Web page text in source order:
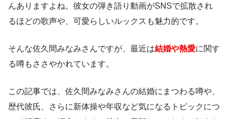
んありますよね。彼女の弾き語り動画がSNSで拡散され
るほどの歌声や、可愛らしいルックスも魅力的です。
そんな佐久間みなみさんですが、最近は結婚や熱愛に関す
る噂もささやかれています。
この記事では、佐久間みなみさんの結婚にまつわる噂や、
歴代彼氏、さらに新体操や年収など気になるトピックにつ